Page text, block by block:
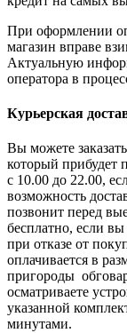
При оформлении
магазин вправе
Актуальную
оператора в
Курьерская
Вы можете
который прибудет
с 10.00 до 22.00,
возможность
позвонит перед
бесплатно, если
при отказе от
оплачивается в
пригороды
осматриваете
указанной
минутами.